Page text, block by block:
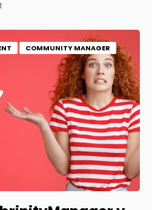
COMMUNITY MANAGER